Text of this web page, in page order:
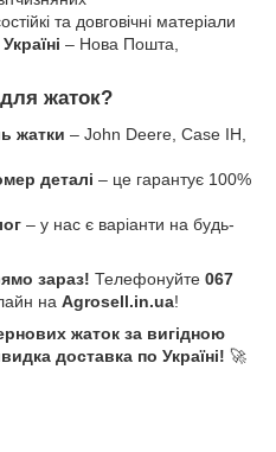
та довговічні матеріали
– Нова Пошта,
жаток?
жатки – John Deere, Case IH,
деталі – це гарантує 100%
– у нас є варіанти на будь-
зараз! Телефонуйте 067
на Agrosell.in.ua!
жаток за вигідною
доставка по Україні! 🚀